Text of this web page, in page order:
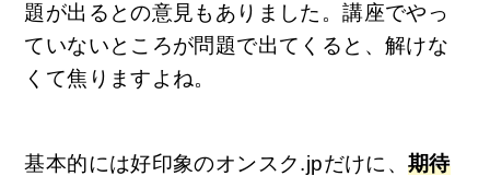
題が出るとの意見もありました。講座でやっ
ていないところが問題で出てくると、解けな
くて焦りますよね。
基本的には好印象のオンスク.jpだけに、期待